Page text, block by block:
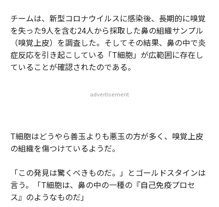
チームは、新型コロナウイルスに感染後、長期的に嗅覚
を失った9人を含む24人から採取した鼻の組織サンプル
（嗅覚上皮）を調査した。そしてその結果、鼻の中で炎
症反応を引き起こしている「T細胞」が広範囲に存在し
ていることが確認されたのである。
advertisement
T細胞はどうやら善玉よりも悪玉の方が多く、嗅覚上皮
の組織を傷つけているようだ。
「この発見は驚くべきものだ。」とゴールドスタインは
言う。「T細胞は、鼻の中の一種の『自己免疫プロセ
ス』のようなものだ」